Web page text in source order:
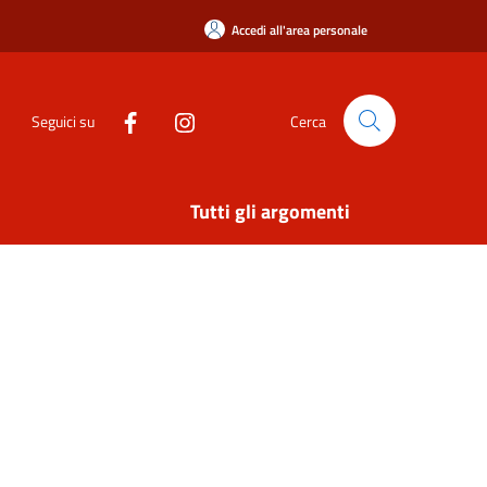
Accedi all'area personale
Seguici su Cerca
Tutti gli argomenti